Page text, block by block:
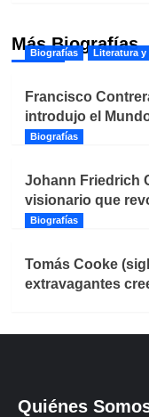
Más Biografías
Biografías Literatura y
Francisco
introdujo el
Biografías
Johann Friedrich
visionario que
Biografías
Tomás Cooke
extravagantes
Quiénes